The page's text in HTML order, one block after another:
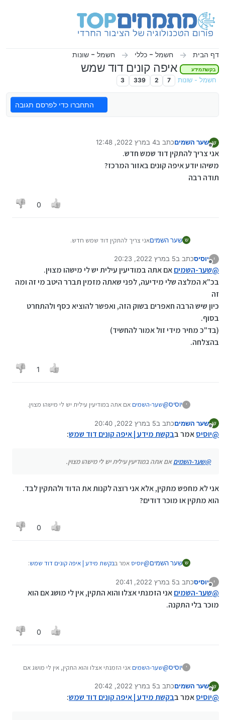
דף הבית חשמל - כללי חשמל - שונות
בקשת מידע איפה קונים דוד שמש
חשמל - שונות 7
2
339
3
התחברו כדי לפרסם תגובה
ש שער השמיםכתב ב4 במרץ 2022, 12:48
נערך לאחרונה על ידי
אני צריך להתקין דוד שמש חדש.
משיהו יודע איפה קונים באזור המרכז?
תודה רבה
0
ש שער השמיםאני צריך להתקין דוד שמש חדש.
תודה רבה
י
מנותק
יוסיסכתב ב5 במרץ 2022, 20:23
נערך לאחרונה על ידי
@שער-השמיםאם אתה במודיעין עילית יש לי מישהו מצוין.
בכ"א המלצה שלי מידיעה, לפני שאתה מזמין תברר היטב מי זה ומה
זה
כיון שיש הרבה חאפרים בשוק הזה, ואפשר להוציא כסף ולהתחרט
בסוף.
(בד"כ מחיר מידי זול אמור להחשיד)
בהצלחה.
1
י יוסיס@שער-השמים אם אתה במודיעין עילית יש לי מישהו מצוין.
ומה זה
כיון שיש הרבה חאפרים בשוק הזה, ואפשר להוציא כסף
בהצלחה.
ש שער השמיםכתב ב5 במרץ 2022, 20:40
נערך לאחרונה על ידי
@יוסיסאמר בבקשת מידע | איפה קונים דוד שמש:
@שער-השמיםאם אתה במודיעין עילית יש לי מישהו מצוין.
אני לא מחפש מתקין, אלא אני רוצה לקנות את הדוד ולהתקין לבד.
הוא מתקין או מוכר דודים?
0
ש שער השמים@יוסיס אמר בבקשת מידע | איפה קונים דוד שמש:
@שער-השמים אם אתה במודיעין עילית יש לי
י
מנותק
יוסיסכתב ב5 במרץ 2022, 20:41
נערך לאחרונה על ידי יוסיס
@שער-השמיםאני הזמנתי אצלו והוא התקין, אין לי מושג אם הוא
מוכר בלי התקנה.
0
י יוסיס@שער-השמים אני הזמנתי אצלו והוא התקין, אין לי מושג אם
ש שער השמיםכתב ב5 במרץ 2022, 20:42
נערך לאחרונה על ידי
@יוסיסאמר בבקשת מידע | איפה קונים דוד שמש: